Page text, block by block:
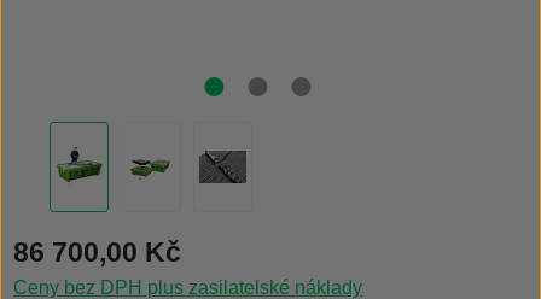
Běžná cena:
86 700,00 Kč
Ceny bez DPH plus zasilatelské náklady